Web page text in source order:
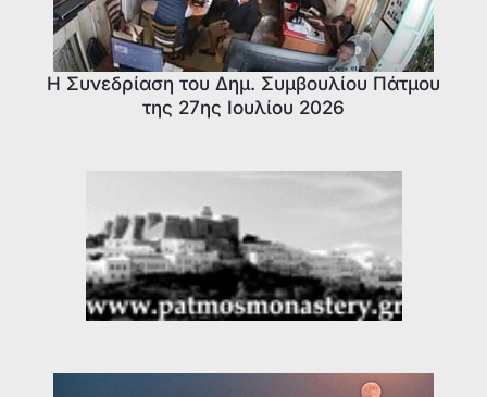
Η Συνεδρίαση του Δημ. Συμβουλίου Πάτμου
της 27ης Ιουλίου 2026